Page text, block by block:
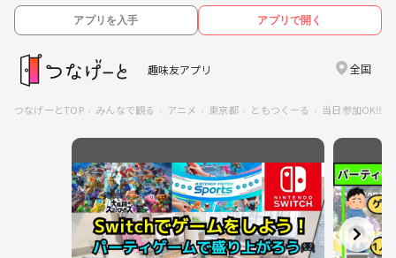
アプリを入手 アプリで開く
趣味友アプリ 全国
つなげーとTOP みんなで観る アニメ 東京都 ともつくーる 当日参加OK‼️